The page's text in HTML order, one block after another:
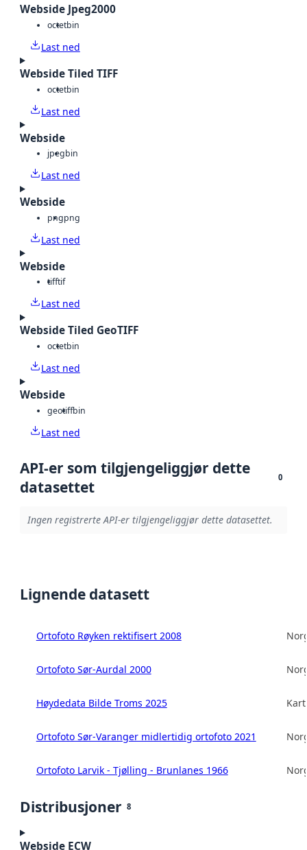
Webside Jpeg2000
octetbin
Last ned
Webside Tiled TIFF
octetbin
Last ned
Webside
jpegbin
Last ned
Webside
pngpng
Last ned
Webside
tifftif
Last ned
Webside Tiled GeoTIFF
octetbin
Last ned
Webside
geotiffbin
Last ned
API-er som tilgjengeliggjør dette
datasettet
0
Ingen registrerte API-er tilgjengeliggjør dette datasettet.
Lignende datasett
Ortofoto Røyken rektifisert 2008
Ortofoto Sør-Aurdal 2000
Høydedata Bilde Troms 2025
Ortofoto Sør-Varanger midlertidig ortofoto 2021
Ortofoto Larvik - Tjølling - Brunlanes 1966
Distribusjoner 8
Webside ECW